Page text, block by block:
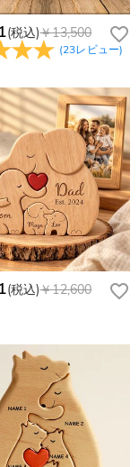
シーポリシーまでご
(税込)￥13,500
(23レビュー)
(税込)￥12,600